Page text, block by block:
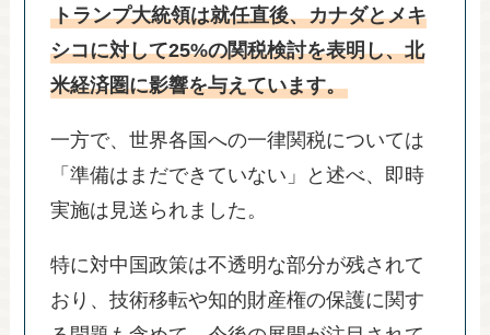
トランプ大統領は就任直後、カナダとメキ
シコに対して25%の関税検討を表明し、北
米経済圏に影響を与えています。
一方で、世界各国への一律関税については
「準備はまだできていない」と述べ、即時
実施は見送られました。
特に対中国政策は不透明な部分が残されて
おり、技術移転や知的財産権の保護に関す